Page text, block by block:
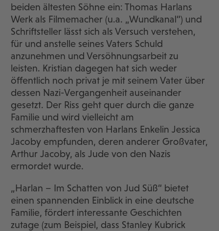
beiden ältesten Söhne ein: Thomas Harlans
Werk als Filmemacher (u.a. „Wundkanal“) und
Schriftsteller lässt sich als Versuch verstehen,
für und anstelle seines Vaters Schuld
anzunehmen und Versöhnungsarbeit zu
leisten. Kristian dagegen hat sich weder
öffentlich noch privat je mit seinem Vater über
dessen Nazi-Vergangenheit auseinander
gesetzt. Der Riss geht quer durch die ganze
Familie und wird vielleicht am
schmerzhaftesten von Harlans Enkelin Jessica
Jacoby empfunden, deren anderer Großvater,
Arthur Jacoby, als Jude von den Nazis
ermordet wurde.
„Harlan – Im Schatten von Jud Süß“ bietet
einen spannenden Einblick in eine deutsche
Familie, fördert interessante Geschichten
zutage (zum Beispiel, dass Stanley Kubrick